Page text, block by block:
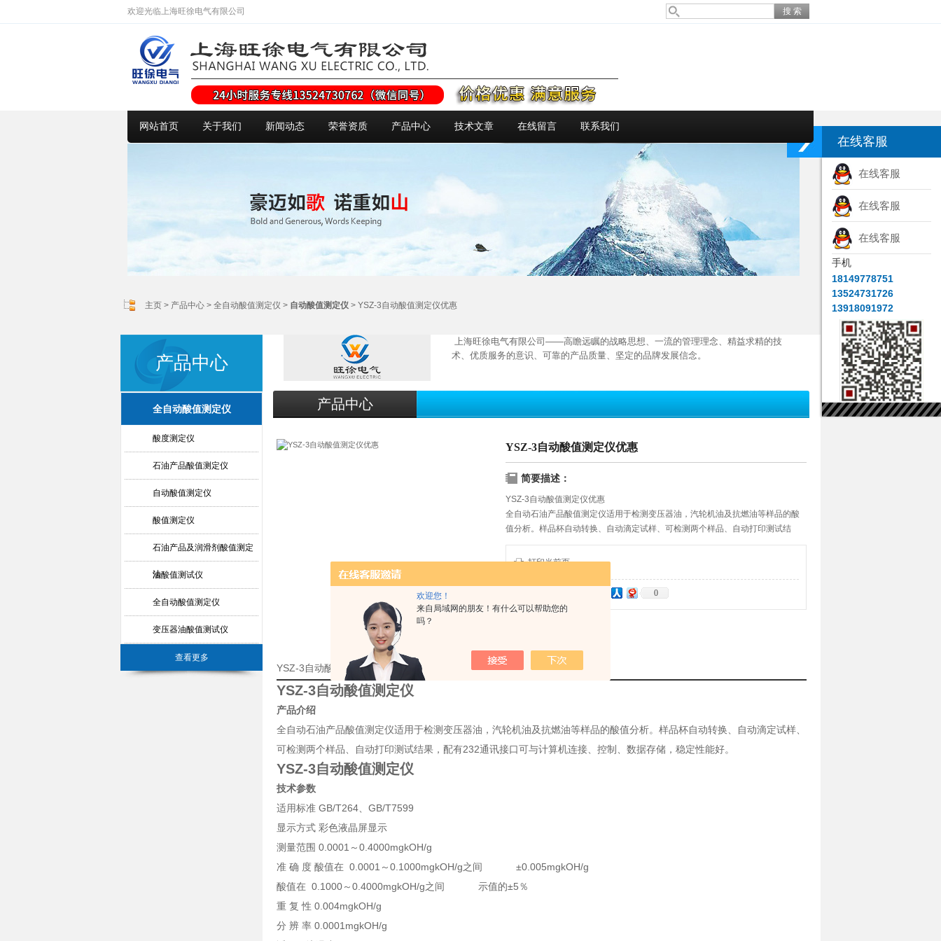
欢迎您！
来自局域网的朋友！有什么可以帮助您的
吗？
欢迎光临上海旺徐电气有限公司
网站首页 关于我们 新闻动态 荣誉资质 产品中心 技术文章 在线留言 联系我们
主页 > 产品中心 > 全自动酸值测定仪 > 自动酸值测定仪 > YSZ-3自动酸值测定仪优惠
产品中心
全自动酸值测定仪
酸度测定仪
石油产品酸值测定仪
自动酸值测定仪
酸值测定仪
石油产品及润滑剂酸值测定
法
油酸值测试仪
全自动酸值测定仪
变压器油酸值测试仪
查看更多
上海旺徐电气有限公司——高瞻远瞩的战略思想、一流的管理理念、精益求精的技
术、优质服务的意识、可靠的产品质量、坚定的品牌发展信念。
产品中心
YSZ-3自动酸值测定仪优惠
简要描述：
YSZ-3自动酸值测定仪优惠
全自动石油产品酸值测定仪适用于检测变压器油，汽轮机油及抗燃油等样品的酸
值分析。样品杯自动转换、自动滴定试样、可检测两个样品、自动打印测试结
果，配有232通讯接口可与计算机连接、控制、数据存储，稳定性能好。
打印当前页
0
YSZ-3自动酸值测定仪优惠的详细资料：
YSZ-3自动酸值测定仪
产品介绍
全自动石油产品酸值测定仪适用于检测变压器油，汽轮机油及抗燃油等样品的酸值分析。样品杯自动转换、自动滴定试样、
可检测两个样品、自动打印测试结果，配有232通讯接口可与计算机连接、控制、数据存储，稳定性能好。
YSZ-3自动酸值测定仪
技术参数
适用标准 GB/T264、GB/T7599
显示方式 彩色液晶屏显示
测量范围 0.0001～0.4000mgkOH/g
准 确 度 酸值在 0.0001～0.1000mgkOH/g之间 ±0.005mgkOH/g
酸值在 0.1000～0.4000mgkOH/g之间 示值的±5％
重 复 性 0.004mgkOH/g
分 辨 率 0.0001mgkOH/g
在线客服
在线客服
在线客服
在线客服
手机
18149778751
13524731726
13918091972